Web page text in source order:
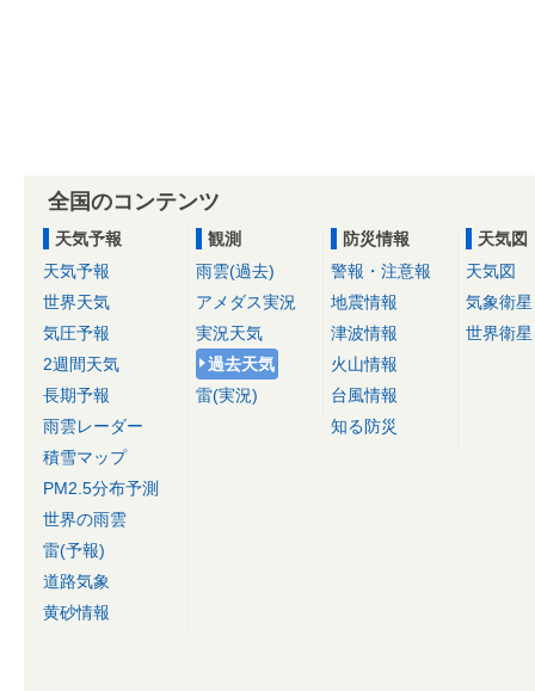
全国のコンテンツ
天気予報
天気予報
世界天気
気圧予報
2週間天気
長期予報
雨雲レーダー
積雪マップ
PM2.5分布予測
世界の雨雲
雷(予報)
道路気象
黄砂情報
観測
雨雲(過去)
アメダス実況
実況天気
過去天気
雷(実況)
防災情報
警報・注意報
地震情報
津波情報
火山情報
台風情報
知る防災
天気図
天気図
気象衛星
世界衛星